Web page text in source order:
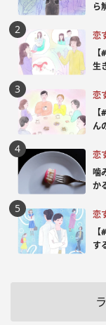
ら
恋
生
恋
ん
恋
噛
か
恋
す